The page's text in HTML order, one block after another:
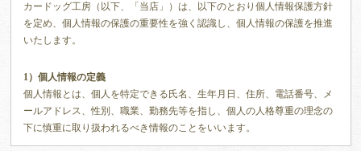
カードッグ工房（以下、「当店」）は、以下のとおり個人情報保護方針
を定め、個人情報の保護の重要性を強く認識し、個人情報の保護を推進
いたします。
1）個人情報の定義
個人情報とは、個人を特定できる氏名、生年月日、住所、電話番号、メ
ールアドレス、性別、職業、勤務先等を指し、個人の人格尊重の理念の
下に慎重に取り扱われるべき情報のことをいいます。